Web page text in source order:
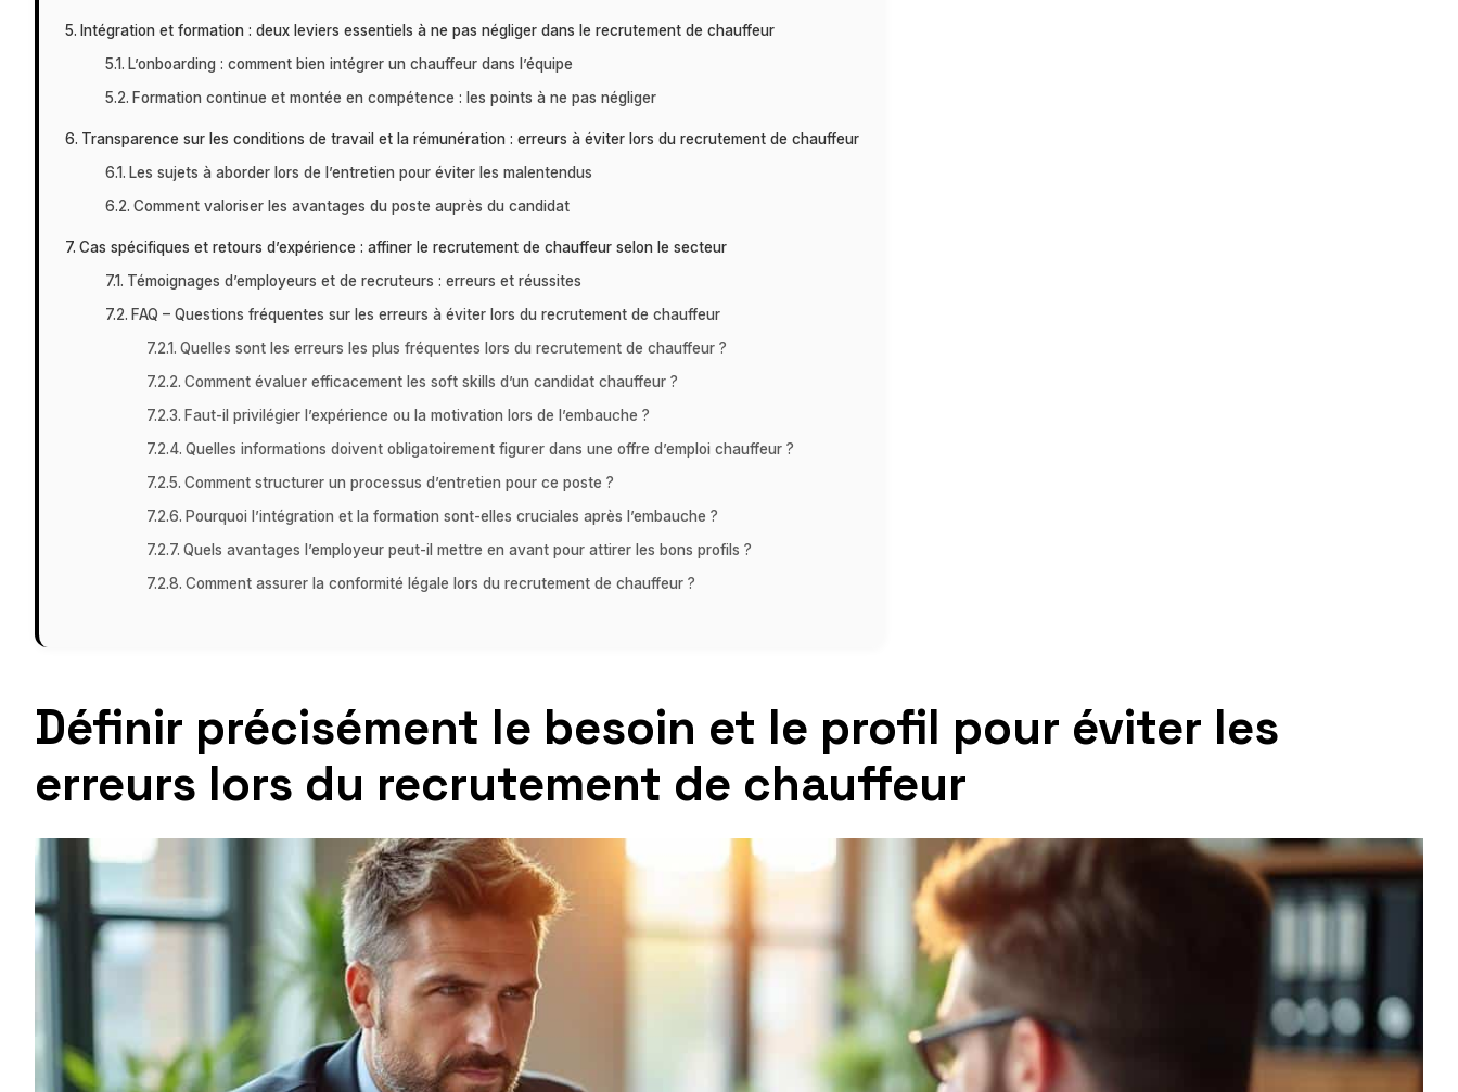
Intégration et formation : deux leviers essentiels à ne pas négliger dans le recrutement de chauffeur
L’onboarding : comment bien intégrer un chauffeur dans l’équipe
Formation continue et montée en compétence : les points à ne pas négliger
Transparence sur les conditions de travail et la rémunération : erreurs à éviter lors du recrutement de chauffeur
Les sujets à aborder lors de l’entretien pour éviter les malentendus
Comment valoriser les avantages du poste auprès du candidat
Cas spécifiques et retours d’expérience : affiner le recrutement de chauffeur selon le secteur
Témoignages d’employeurs et de recruteurs : erreurs et réussites
FAQ – Questions fréquentes sur les erreurs à éviter lors du recrutement de chauffeur
Quelles sont les erreurs les plus fréquentes lors du recrutement de chauffeur ?
Comment évaluer efficacement les soft skills d’un candidat chauffeur ?
Faut-il privilégier l’expérience ou la motivation lors de l’embauche ?
Quelles informations doivent obligatoirement figurer dans une offre d’emploi chauffeur ?
Comment structurer un processus d’entretien pour ce poste ?
Pourquoi l’intégration et la formation sont-elles cruciales après l’embauche ?
Quels avantages l’employeur peut-il mettre en avant pour attirer les bons profils ?
Comment assurer la conformité légale lors du recrutement de chauffeur ?
Définir précisément le besoin et le profil pour éviter les
erreurs lors du recrutement de chauffeur